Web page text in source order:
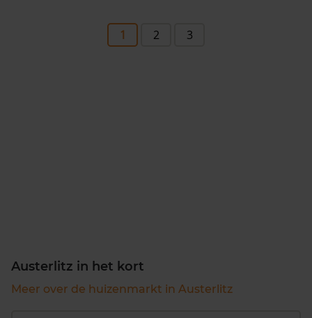
1 2 3
Austerlitz in het kort
Meer over de huizenmarkt in Austerlitz